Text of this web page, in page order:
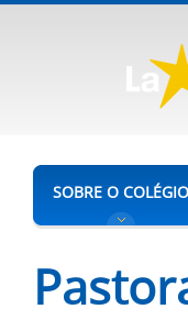
SOBRE O COLÉGIO